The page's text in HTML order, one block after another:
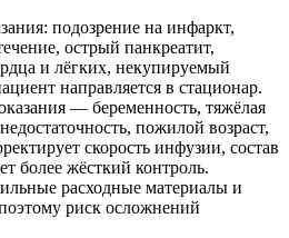
подозрение на инфаркт,
острый панкреатит,
и лёгких, некупируемый
направляется в стационар.
— беременность, тяжёлая
пожилой возраст,
скорость инфузии, состав
более жёсткий контроль.
расходные материалы и
риск осложнений